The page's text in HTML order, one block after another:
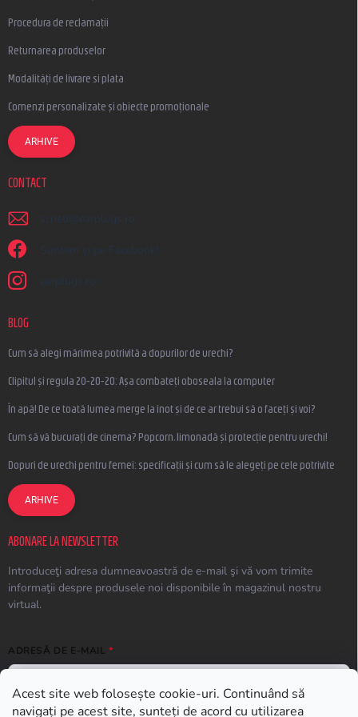
Acest site web folosește cookie-uri. Continuând să
navigați pe acest site, sunteți de acord cu utilizarea
Procedura de reclamații
Returnarea produselor
Modalități de livrare si plata
Comenzi personalizate și obiecte promoționale
ARHIVE
CONTACT
scrieti @ earplugs.ro
Suntem și pe Facebook!
earplugs.ro
BLOG
Cum să alegi mărimea potrivită a dopurilor de urechi?
Clipitul și regula 20-20-20: Așa combateți oboseala la computer
În apă! De ce toată lumea merge la înot și de ce ar trebui să o faceți și voi?
Cum să vă bucurați de cinema? Popcorn, limonadă și protecție pentru urechi!
Dopuri de urechi pentru femei: specificații și cum să le alegeți pe cele potrivite
ARHIVE
ABONARE LA NEWSLETTER
Introduceţi adresa dumneavoastră de e-mail şi vă vom trimite
informaţii despre produsele noi disponibile în magazinul nostru
virtual.
ADRESĂ DE E-MAIL